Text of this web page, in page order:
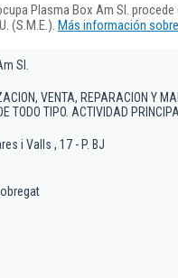
Plasma Box Am Sl.
(S.M.E.). Más información
Sl.
VENTA, REPARACION Y
TODO TIPO. ACTIVIDAD
i Valls , 17 - P. BJ